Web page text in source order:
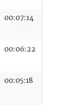
00:07:14
00:06:22
00:05:18